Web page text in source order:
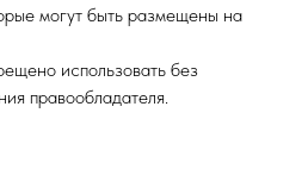
могут быть размещены на
использовать без
правообладателя.